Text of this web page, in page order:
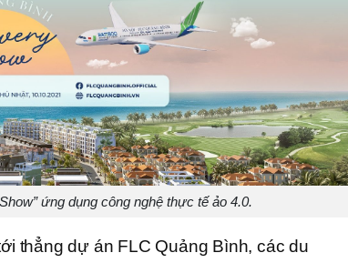
ứng dụng công nghệ thực tế ảo 4.0.
thẳng dự án FLC Quảng Bình, các du